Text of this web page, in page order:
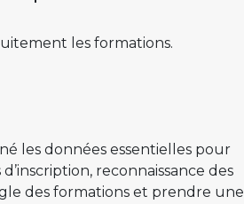
les formations.
les données essentielles pour
reconnaissance des
des formations et prendre une